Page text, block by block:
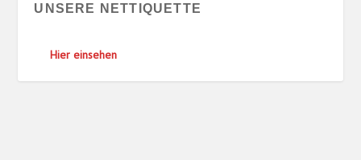
UNSERE NETTIQUETTE
Hier einsehen